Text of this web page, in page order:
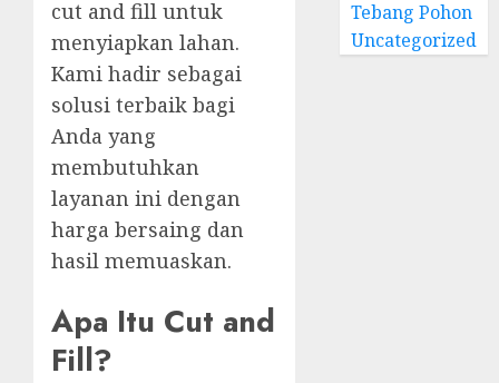
cut and fill untuk
menyiapkan lahan.
Kami hadir sebagai
solusi terbaik bagi
Anda yang
membutuhkan
layanan ini dengan
harga bersaing dan
hasil memuaskan.
Apa Itu Cut and
Fill?
Tebang Pohon
Uncategorized